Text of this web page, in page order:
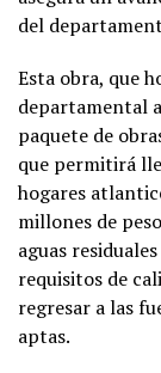
del
Esta obra, que
departamental
paquete de
que permitirá
hogares
millones de
aguas
requisitos de
regresar a las
aptas.